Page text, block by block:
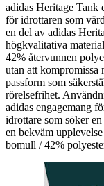
adidas Heritage Tank
för idrottaren som
en del av adidas
högkvalitativa
42% återvunnen
utan att kompromissa
passform som
rörelsefrihet.
adidas engagemang
idrottare som söker
en bekväm
bomull / 42%